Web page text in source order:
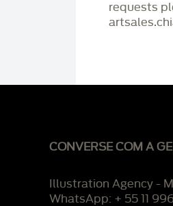
requests
CONVERSE COM A
Illustration Agency -
WhatsApp: + 55 11